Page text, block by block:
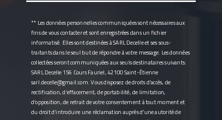
** Les données personnelles communiquées sont nécessaires aux
fins de vous contacter et sont enregistrées dans un fichier
informatisé. Elles sont destinées à SARL Decelle et ses sous-
traitants dans le seul but de répondre à votre message. Les données
collectées seront communiquées aux seuls destinataires suivants:
SARL Decelle 156 Cours Fauriel, 42100 Saint-Étienne
sarl.decelle@gmail.com. Vous disposez de droits d’accès, de
rectification, d’effacement, de portabilité, de limitation,
d’opposition, de retrait de votre consentement à tout moment et
du droit d’introduire une réclamation auprès d’une autorité de